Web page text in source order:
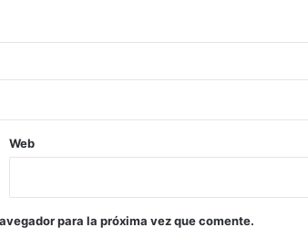
Web
para la próxima vez que comente.